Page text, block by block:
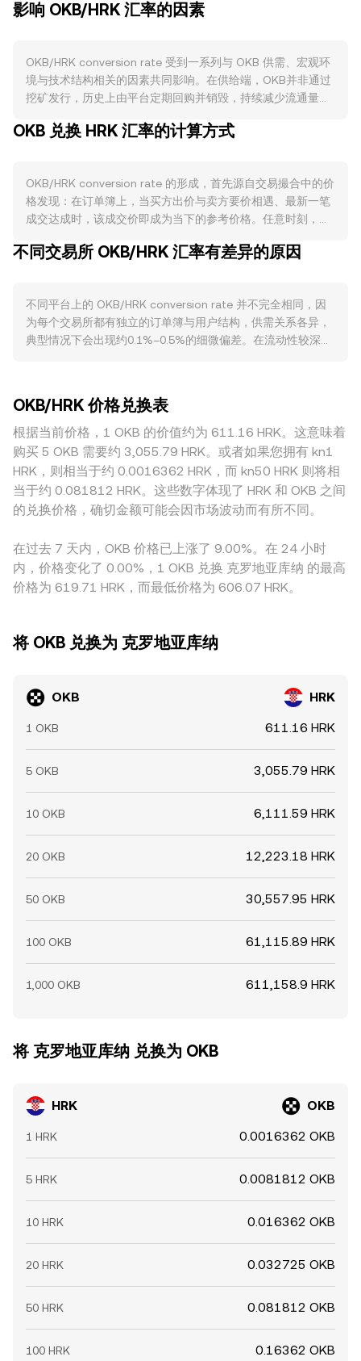
影响 OKB/HRK 汇率的因素
OKB/HRK conversion rate 受到一系列与 OKB 供需、宏观环
境与技术结构相关的因素共同影响。在供给端，OKB并非通过
挖矿发行，历史上由平台定期回购并销毁，持续减少流通量；
降低市场可用筹码，从而影响卖压。OKB不存在类似“减半”的
的使用场景，例如平台手续费折扣、账户等级权益、参与生态
活动和新项目通道的资格、以及围绕OKX技术栈（如公链与合
作项目）中的潜在实用性与集成度；当生态活跃度提升、使用
OKB通常与加密资产整体周期相关，特别是比特币方向对风险
价基准传导至 OKB/HRK conversion rate。合规与监管动态同
样关键：与交易平台类代币相关的政策表态、地区性上架或限
制、以及MiCA等框架的细则落地，都可能改变市场对OKB的
或期货的资金费率变化、重要交割合约到期对现货的套保挤压
效应、平台及链上“巨鲸”地址的大额转账与仓位调整、以及流
动性提供者在不同市场之间重新定价的行为。这些供给机制、
生态需求、宏观关联、监管事件与技术结构共同塑造了
OKB/HRK conversion rate 的动态演变。
OKB 兑换 HRK 汇率的计算方式
OKB/HRK conversion rate 的形成，首先源自交易撮合中的价
格发现：在订单簿上，当买方出价与卖方要价相遇、最新一笔
成交达成时，该成交价即成为当下的参考价格。任意时刻，最
中间价，常用于观察短线定价。不同平台之间，为了得到更具
Volume_i，即对成交量更大的报价给予更高权重。在简单换算
层面，若以某时刻 OKB/HRK conversion rate 为 r，则 HRK
数值 = OKB 数量 × r，反之 OKB 数量 = HRK 数值 / r。在订单
x × y = k，其中 x、y 分别代表池中两种资产储备量，价格可近
似表示为 y/x；当大额换入或换出导致池子储备比例变化时，
边际价格随之滑动。最终，在单一平台内，OKB/HRK
conversion rate 由最新撮合成交决定；跨平台维度则会受
VWAP与路由路径（例如经由 OKB/USDT 与 HRK/USDT 中间
对）的综合影响。
不同交易所 OKB/HRK 汇率有差异的原因
不同平台上的 OKB/HRK conversion rate 并不完全相同，因
为每个交易所都有独立的订单簿与用户结构，供需关系各异，
典型情况下会出现约0.1%–0.5%的细微偏差。在流动性较深、
rate 短时偏离。与OKB相关的地域与监管因素也会带来溢价或
折价，例如对交易平台代币的合规要求、法定出入金渠道的可
达性与成本差异，会影响当地市场对OKB的风险定价，从而在
HRK计价中体现出来。此外，许多平台对OKB的定价路径并非
直接以HRK计价，而是先通过OKB/USDT，再由USDT对HRK
的场外或撮合价格转换；当USDT相对法定资产存在微小溢价
或折价时，这一“基差”会传导至最终的 OKB/HRK conversion
撮合深度、转账与合规限制、以及路径路由时间差等因素，套
利并不总能瞬间抹平差异，因而不同交易所之间仍可能在短时
间内保持各自的 OKB/HRK conversion rate 偏离。
OKB/HRK 价格兑换表
根据当前价格，1 OKB 的价值约为 611.16 HRK。这意味着
购买 5 OKB 需要约 3,055.79 HRK。或者如果您拥有 kn1
HRK，则相当于约 0.0016362 HRK，而 kn50 HRK 则将相
当于约 0.081812 HRK。这些数字体现了 HRK 和 OKB 之间
的兑换价格，确切金额可能会因市场波动而有所不同。
在过去 7 天内，OKB 价格已上涨了 9.00%。在 24 小时
内，价格变化了 0.00%，1 OKB 兑换 克罗地亚库纳 的最高
价格为 619.71 HRK，而最低价格为 606.07 HRK。
将 OKB 兑换为 克罗地亚库纳
OKB HRK
1 OKB 611.16 HRK
5 OKB 3,055.79 HRK
10 OKB 6,111.59 HRK
20 OKB 12,223.18 HRK
50 OKB 30,557.95 HRK
100 OKB 61,115.89 HRK
1,000 OKB 611,158.9 HRK
将 克罗地亚库纳 兑换为 OKB
HRK OKB
1 HRK 0.0016362 OKB
5 HRK 0.0081812 OKB
10 HRK 0.016362 OKB
20 HRK 0.032725 OKB
50 HRK 0.081812 OKB
100 HRK 0.16362 OKB